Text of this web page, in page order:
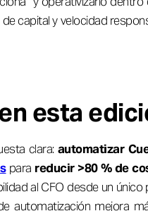
capital y velocidad
esta
clara: automatizar
para reducir >80 % de
al CFO desde un único
automatización mejora